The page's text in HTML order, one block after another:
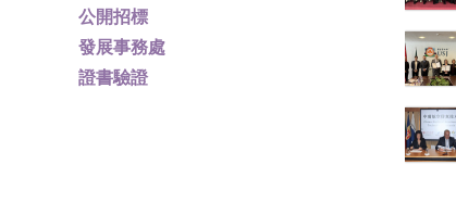
公開招標
發展事務處
證書驗證